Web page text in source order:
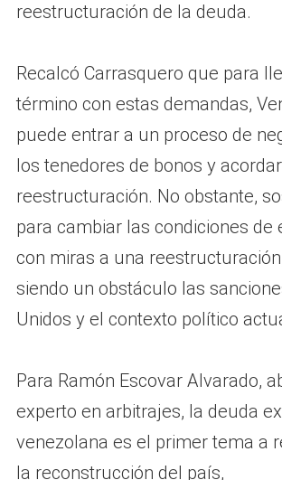
reestructuración de la deuda.
Recalcó Carrasquero que para
término con estas demandas,
puede entrar a un proceso de
los tenedores de bonos y
reestructuración. No obstante,
para cambiar las condiciones de
con miras a una
siendo un obstáculo las
Unidos y el contexto político
Para Ramón Escovar Alvarado,
experto en arbitrajes, la deuda
venezolana es el primer tema a
la reconstrucción del país,